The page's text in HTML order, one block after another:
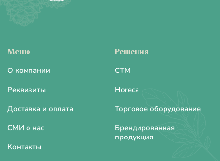
Меню
О компании
Реквизиты
Доставка и оплата
СМИ о нас
Контакты
Решения
CTM
Horeca
Торговое оборудование
Брендированная
продукция